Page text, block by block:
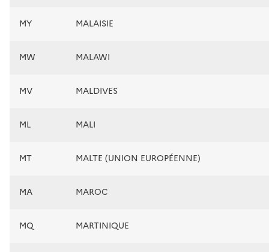
MY MALAISIE
MW MALAWI
MV MALDIVES
ML MALI
MT MALTE (UNION EUROPÉENNE)
MA MAROC
MQ MARTINIQUE